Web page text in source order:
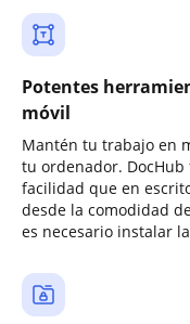
Potentes
móvil
Mantén tu trabajo en
tu ordenador.
facilidad que en
desde la comodidad
es necesario instalar